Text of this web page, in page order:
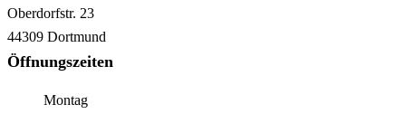
Oberdorfstr. 23
44309 Dortmund
Öffnungszeiten
Montag